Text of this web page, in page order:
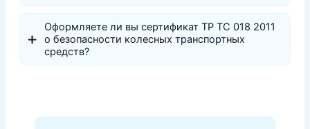
Оформляете ли вы сертификат ТР ТС 018 2011
о безопасности колесных транспортных
средств?